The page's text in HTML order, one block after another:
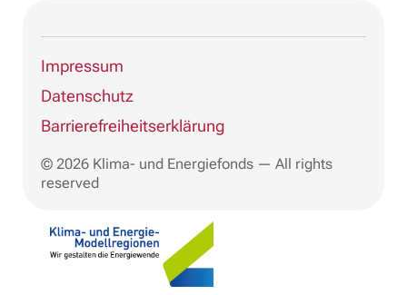
Impressum
Datenschutz
Barrierefreiheitserklärung
© 2026 Klima- und Energiefonds — All rights
reserved